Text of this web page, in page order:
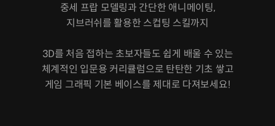
중세 프랍 모델링과 간단한 애니메이팅,
지브러쉬를 활용한 스컵팅 스킬까지
3D를 처음 접하는 초보자들도 쉽게 배울 수 있는
체계적인 입문용 커리큘럼으로 탄탄한 기초 쌓고
게임 그래픽 기본 베이스를 제대로 다져보세요!